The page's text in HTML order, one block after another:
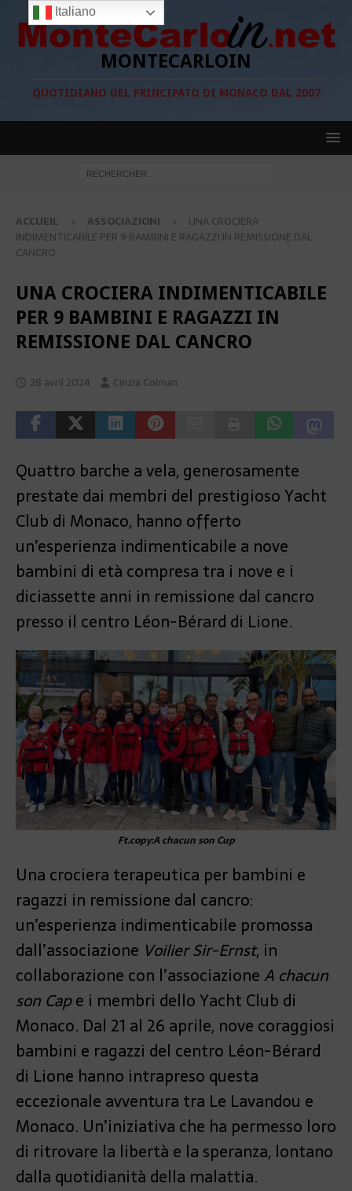
MONTECARLOIN
QUOTIDIANO DEL PRINCIPATO DI MONACO DAL 2007
ACCUEIL ASSOCIAZIONI
UNA CROCIERA
INDIMENTICABILE PER 9 BAMBINI E RAGAZZI IN REMISSIONE DAL
CANCRO
UNA CROCIERA INDIMENTICABILE
PER 9 BAMBINI E RAGAZZI IN
REMISSIONE DAL CANCRO
28 avril 2024 Cinzia Colman
Quattro barche a vela, generosamente
prestate dai membri del prestigioso Yacht
Club di Monaco, hanno offerto
un’esperienza indimenticabile a nove
bambini di età compresa tra i nove e i
diciassette anni in remissione dal cancro
presso il centro Léon-Bérard di Lione.
Ft.copy:A chacun son Cup
Una crociera terapeutica per bambini e
ragazzi in remissione dal cancro:
un’esperienza indimenticabile promossa
dall’associazione Voilier Sir-Ernst, in
collaborazione con l’associazioneA chacun
son Cape i membri dello Yacht Club di
Monaco. Dal 21 al 26 aprile, nove coraggiosi
bambini e ragazzi del centro Léon-Bérard
di Lione hanno intrapreso questa
eccezionale avventura tra Le Lavandou e
Monaco. Un’iniziativa che ha permesso loro
di ritrovare la libertà e la speranza, lontano
dalla quotidianità della malattia.
Italiano